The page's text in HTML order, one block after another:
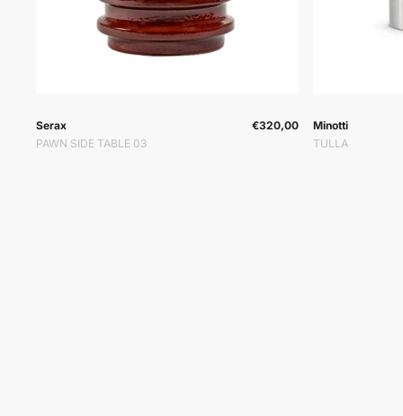
Prodavač:
Serax
PAWN SIDE TABLE 03
Prodavač:
€320,00 Prodavač:
Minotti
TULLA